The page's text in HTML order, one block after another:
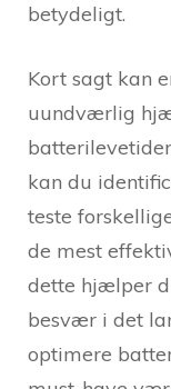
betydeligt.
Kort sagt kan
uundværlig
kan du
teste
de mest
dette hjælper
besvær i det
optimere